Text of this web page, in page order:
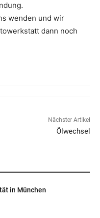
wenden und wir
dann noch
Nächster Artikel
Ölwechsel
in München